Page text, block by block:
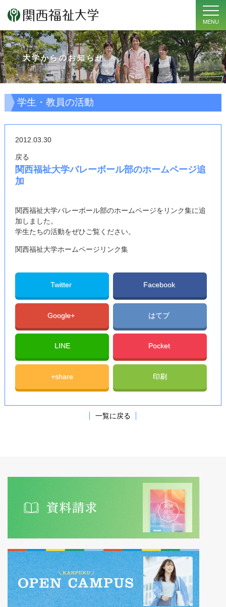
MENU
大学からのお知らせ
学生・教員の活動
2012.03.30
戻る
関西福祉大学バレーボール部のホームページ追
加
関西福祉大学バレーボール部のホームページをリンク集に追
加しました。
学生たちの活動をぜひご覧ください。
関西福祉大学ホームページリンク集
Twitter Facebook
Google+ はてブ
LINE Pocket
+share 印刷
一覧に戻る